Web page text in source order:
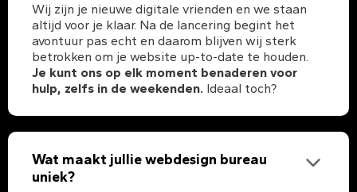
Wij zijn je nieuwe digitale vrienden en we staan
altijd voor je klaar. Na de lancering begint het
avontuur pas echt en daarom blijven wij sterk
betrokken om je website up-to-date te houden.
Je kunt ons op elk moment benaderen voor
hulp, zelfs in de weekenden. Ideaal toch?
Wat maakt jullie webdesign bureau
uniek?